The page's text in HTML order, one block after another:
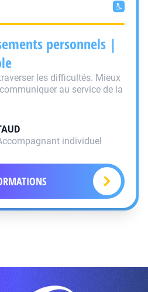
personnels |
les difficultés. Mieux
au service de la
individuel